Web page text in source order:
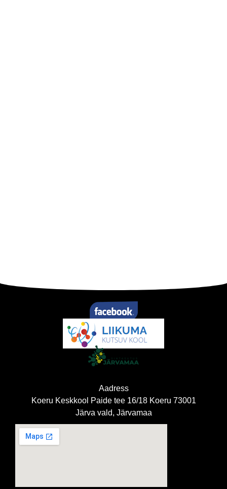
Aadress
Koeru Keskkool Paide tee 16/18 Koeru 73001
Järva vald, Järvamaa